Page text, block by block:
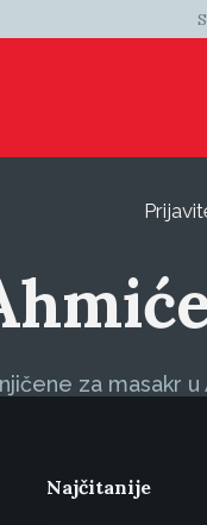
za masakr u
Najčitanije